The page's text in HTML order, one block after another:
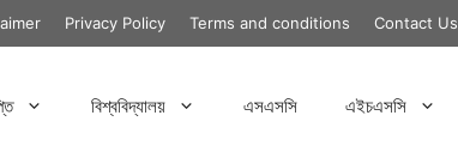
Privacy Policy Terms and conditions Contact Us
বিশ্ববিদ্যালয় এসএসসি এইচএসসি